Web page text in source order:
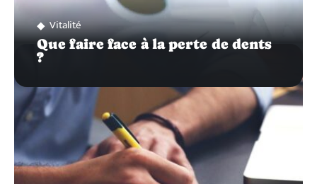
Vitalité
Que faire face à la perte de dents
?